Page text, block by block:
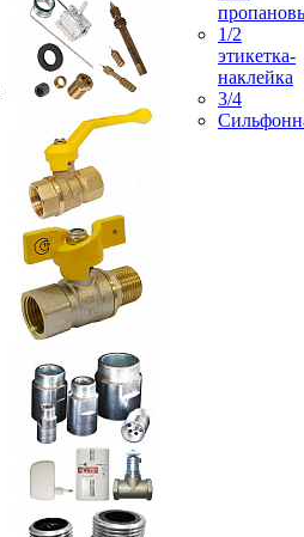
1/2
этикетка-
наклейка
3/4